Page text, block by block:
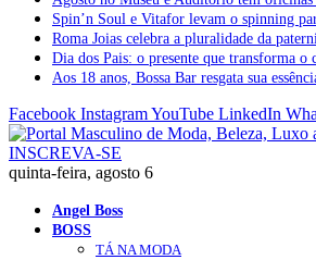
Spin’n Soul e Vitafor levam o spinning
Roma Joias celebra a pluralidade da
Dia dos Pais: o presente que transforma o
Aos 18 anos, Bossa Bar resgata sua
Facebook InstagramYouTube LinkedIn
INSCREVA-SE
quinta-feira, agosto 6
Angel Boss
BOSS
TÁ NA MODA